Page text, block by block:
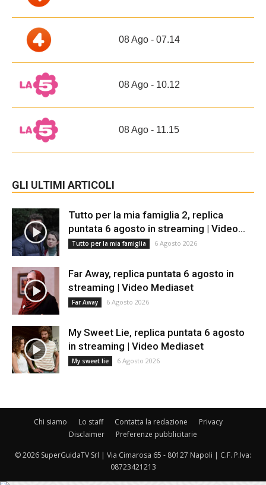
08 Ago - 07.14
08 Ago - 10.12
08 Ago - 11.15
GLI ULTIMI ARTICOLI
Tutto per la mia famiglia 2, replica
puntata 6 agosto in streaming | Video...
Tutto per la mia famiglia 6 Agosto 2026
Far Away, replica puntata 6 agosto in
streaming | Video Mediaset
Far Away 6 Agosto 2026
My Sweet Lie, replica puntata 6 agosto
in streaming | Video Mediaset
My sweet lie 6 Agosto 2026
Chi siamo Lo staff Contatta la redazione
Privacy
Disclaimer
Preferenze pubblicitarie
© 2026 SuperGuidaTV Srl | Via Cimarosa 65 - 80127 Napoli | C.F. P.Iva:
08723421213